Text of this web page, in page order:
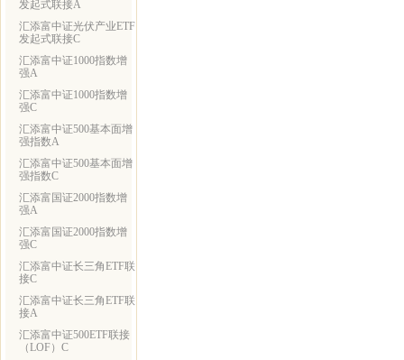
发起式联接A
汇添富中证光伏产业ETF
发起式联接C
汇添富中证1000指数增
强A
汇添富中证1000指数增
强C
汇添富中证500基本面增
强指数A
汇添富中证500基本面增
强指数C
汇添富国证2000指数增
强A
汇添富国证2000指数增
强C
汇添富中证长三角ETF联
接C
汇添富中证长三角ETF联
接A
汇添富中证500ETF联接
（LOF）C